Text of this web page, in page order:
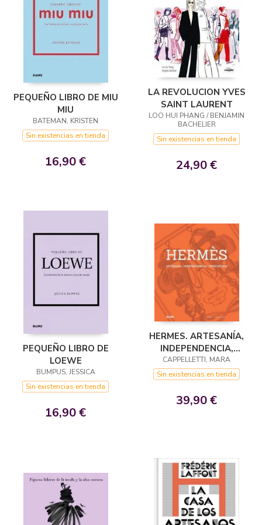
PEQUEÑO LIBRO DE MIU
MIU
BATEMAN, KRISTEN
Sin existencias en tienda
16,90 €
LA REVOLUCION YVES
SAINT LAURENT
LOO HUI PHANG / BENJAMIN
BACHELIER
Sin existencias en tienda
24,90 €
PEQUEÑO LIBRO DE
LOEWE
BUMPUS, JESSICA
Sin existencias en tienda
16,90 €
HERMES. ARTESANÍA,
INDEPENDENCIA,
INNOVACIÓN
CAPPELLETTI, MARA
Sin existencias en tienda
39,90 €